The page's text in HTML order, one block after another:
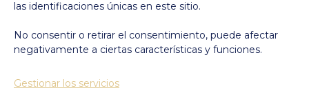
las identificaciones únicas en este sitio.
No consentir o retirar el consentimiento, puede afectar
negativamente a ciertas características y funciones.
Gestionar los servicios
o agrega información. Incluye
fotos, audios o videos.